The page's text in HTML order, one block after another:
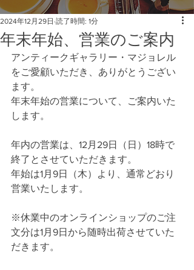
年末年始、営業のご案内
2024年12月29日 読了時間: 1分
アンティークギャラリー・マジョレル
をご愛顧いただき、ありがとうござい
ます。
年末年始の営業について、ご案内いた
します。
年内の営業は、12月29日（日）18時で
終了とさせていただきます。
年始は1月9日（木）より、通常どおり
営業いたします。
※休業中のオンラインショップのご注
文分は1月9日から随時出荷させていた
だきます。